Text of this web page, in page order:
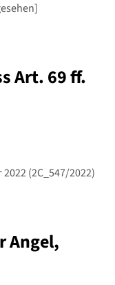
Art. 69 ff.
(2C_547/2022)
Angel,